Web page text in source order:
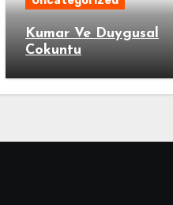
Kumar Ve Duygusal
Cokuntu